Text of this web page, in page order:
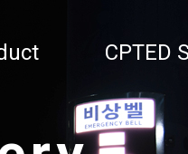
CPTED